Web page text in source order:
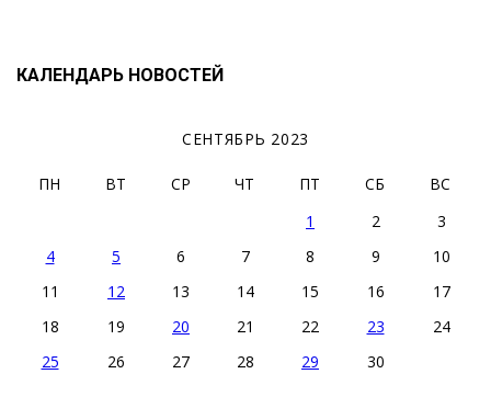
КАЛЕНДАРЬ НОВОСТЕЙ
СЕНТЯБРЬ 2023
ПН ВТ СР ЧТ ПТ СБ
ВС
1
2
3
4
5 6 7 8 9
10
11
12 13 14 15 16
17
18
19 20 21 22 23
24
25
26 27 28 29 30